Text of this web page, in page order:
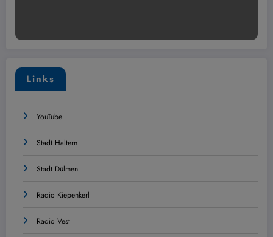
Links
YouTube
Stadt Haltern
Stadt Dülmen
Radio Kiepenkerl
Radio Vest